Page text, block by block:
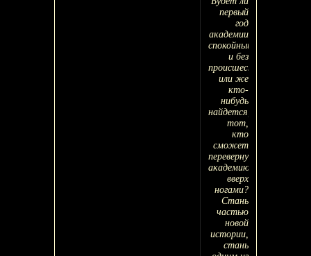
первый
год
академии
спокойный
и без
происшествий
или же
кто-
нибудь
найдется,
тот,
кто
сможет
перевернуть
академию
вверх
ногами?
Стань
частью
новой
истории,
стань